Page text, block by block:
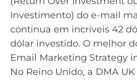
Investimento) do e-mail
continua em incríveis 42
dólar investido. O melhor
Email Marketing Strategy
No Reino Unido, a DMA